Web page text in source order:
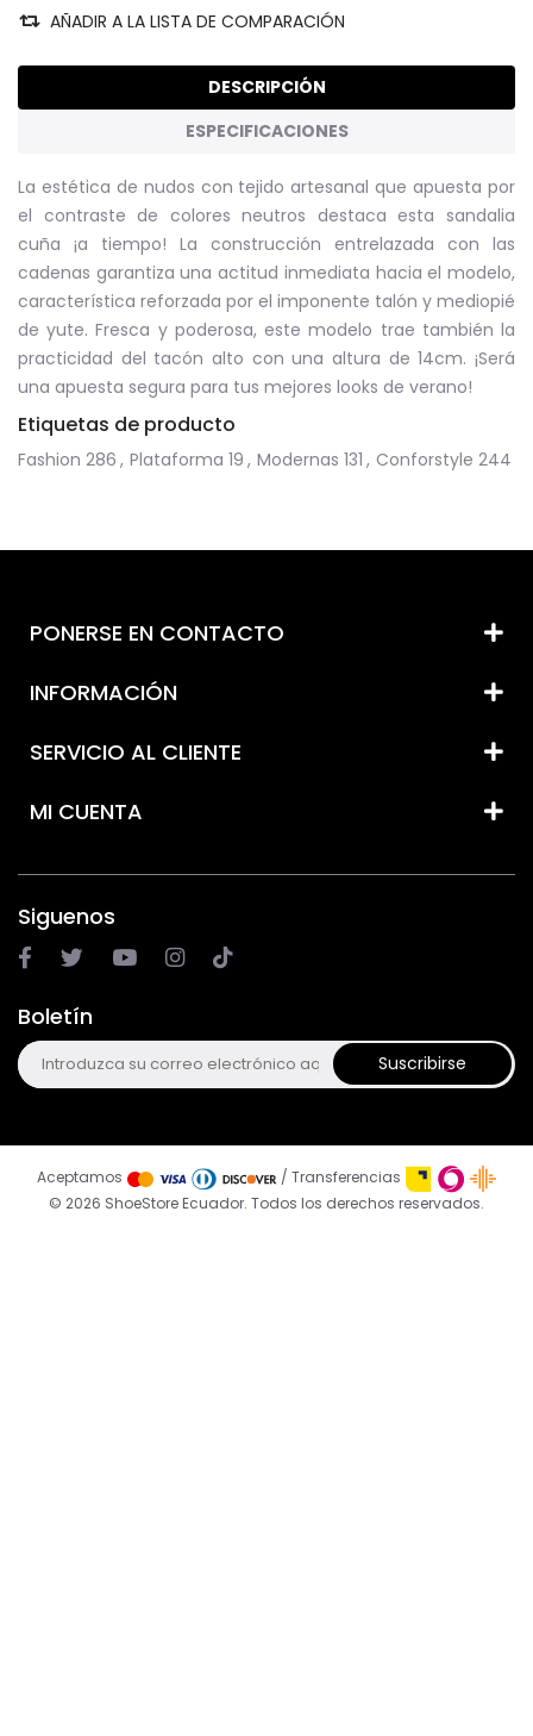
AÑADIR A LA LISTA DE COMPARACIÓN
DESCRIPCIÓN
ESPECIFICACIONES
La estética de nudos con tejido artesanal que apuesta por
el contraste de colores neutros destaca esta sandalia
cuña ¡a tiempo! La construcción entrelazada con las
cadenas garantiza una actitud inmediata hacia el modelo,
característica reforzada por el imponente talón y mediopié
de yute.Fresca y poderosa, este modelo trae también la
practicidad del tacón alto con una altura de 14cm. ¡Será
una apuesta segura para tus mejores looks de verano!
Etiquetas de producto
Fashion 286 , Plataforma 19 , Modernas 131 , Conforstyle 244
PONERSE EN CONTACTO
INFORMACIÓN
SERVICIO AL CLIENTE
MI CUENTA
Siguenos
Boletín
Suscribirse
© 2026 ShoeStore Ecuador. Todos los derechos reservados.
Aceptamos / Transferencias